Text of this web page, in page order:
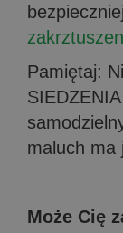
Pamiętaj:
maluch ma
Może Cię